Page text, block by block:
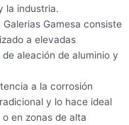
la industria.
Gamesa consiste
a elevadas
aleación de aluminio y
a la corrosión
y lo hace ideal
en zonas de alta